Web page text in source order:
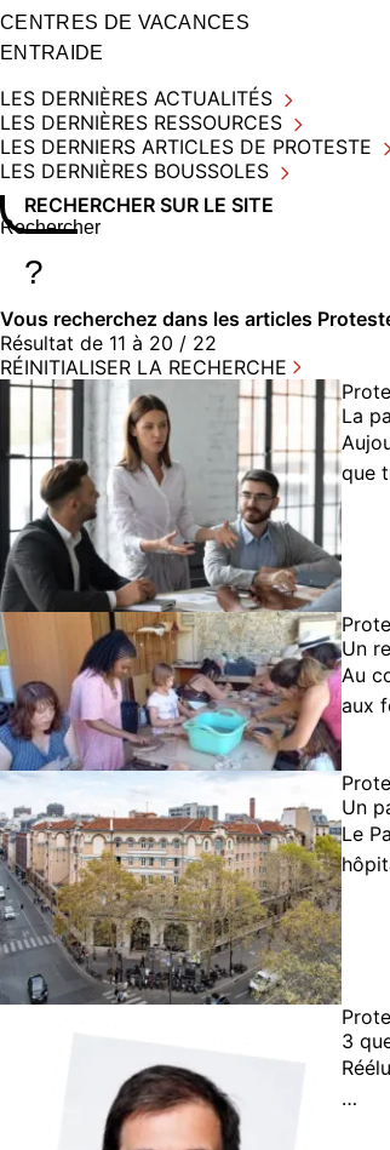
CENTRES DE VACANCES
ENTRAIDE
LES DERNIÈRES ACTUALITÉS
LES DERNIÈRES RESSOURCES
LES DERNIERS ARTICLES DE PROTESTE
LES DERNIÈRES BOUSSOLES
RECHERCHER SUR LE SITE
Rechercher sur le site
Saisissez au moins 3 caractères pour
?
Vous recherchez dans les articles
Résultat de 11 à 20 / 22
RÉINITIALISER LA RECHERCHE
La
que
Un
Au
aux
Un
Le
3
…